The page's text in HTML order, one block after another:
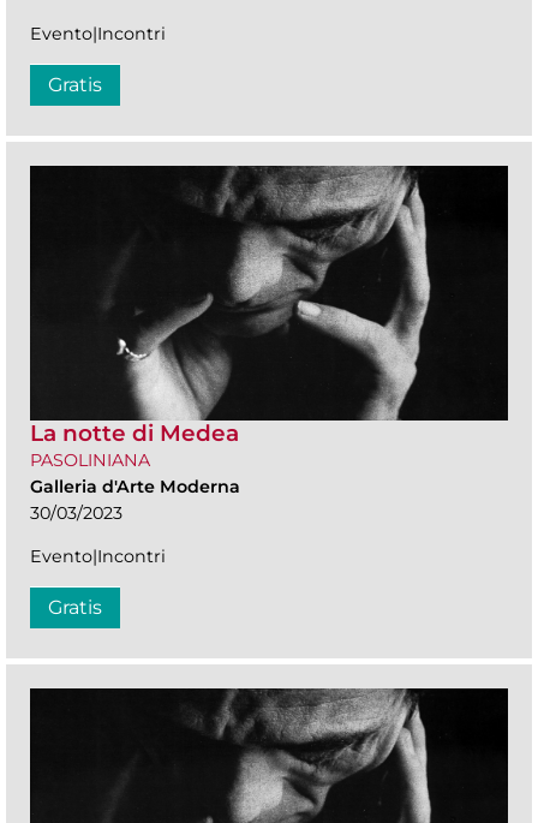
Evento|Incontri
Gratis
La notte di Medea
PASOLINIANA
Galleria d'Arte Moderna
30/03/2023
Evento|Incontri
Gratis